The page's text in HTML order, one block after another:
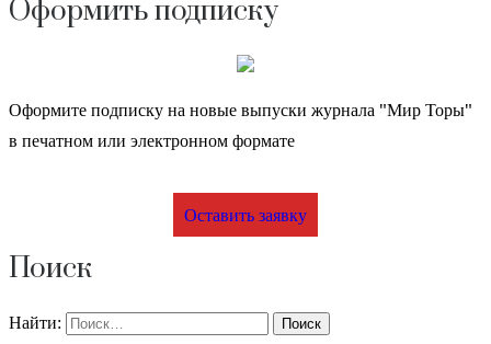
Оформить подписку
Оформите подписку на новые выпуски журнала "Мир Торы"
в печатном или электронном формате
Оставить заявку
Поиск
Найти: